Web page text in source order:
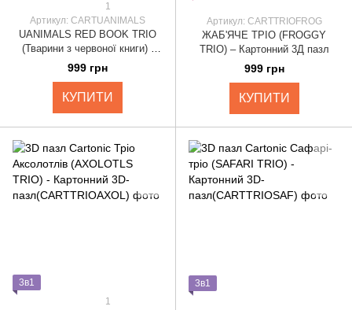
1
Артикул: CARTUANIMALS
UANIMALS RED BOOK TRIO
(Тварини з червоної книги) -
Картонний 3D-пазл
999 грн
КУПИТИ
Артикул: CARTTRIOFROG
ЖАБ'ЯЧЕ ТРІО (FROGGY
TRIO) – Картонний 3Д пазл
999 грн
КУПИТИ
3в1
1
3в1